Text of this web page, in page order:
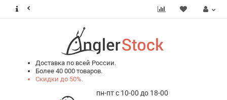
Доставка по всей России.
Более 40 000 товаров.
Скидки до 50%.
пн-пт с 10-00 до 18-00